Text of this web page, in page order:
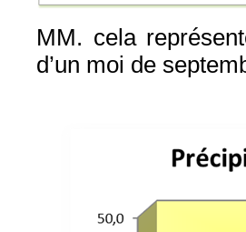
MM. cela
d’un moi de